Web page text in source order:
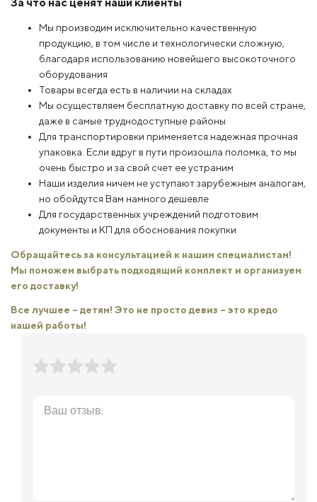
Мы производим исключительно качественную
продукцию, в том числе и технологически сложную,
благодаря использованию новейшего высокоточного
оборудования
Товары всегда есть в наличии на складах
Мы осуществляем бесплатную доставку по всей стране,
даже в самые труднодоступные районы
Для транспортировки применяется надежная прочная
упаковка. Если вдруг в пути произошла поломка, то мы
очень быстро и за свой счет ее устраним
Наши изделия ничем не уступают зарубежным аналогам,
но обойдутся Вам намного дешевле
Для государственных учреждений подготовим
документы и КП для обоснования покупки
Обращайтесь за консультацией к нашим специалистам!
Мы поможем выбрать подходящий комплект и организуем
его доставку!
Все лучшее – детям! Это не просто девиз – это кредо
нашей работы!